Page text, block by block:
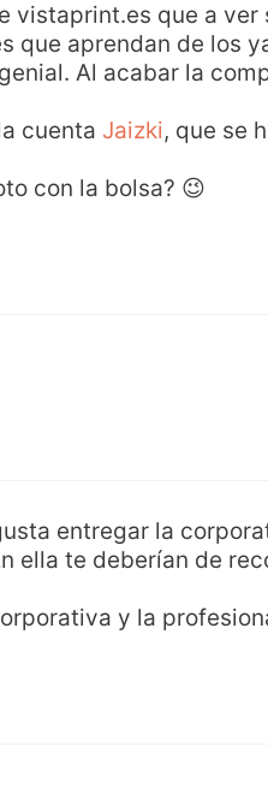
vistaprint.es que a ver
que aprendan de los
Al acabar la
cuenta Jaizki, que se
con la bolsa? 😉
entregar la
ella te deberían de
y la